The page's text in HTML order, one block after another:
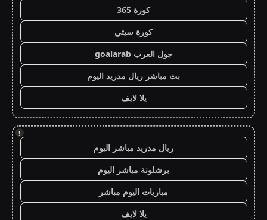
كورة 365
كورة سيتي
جول العرب goalarab
بث مباشر ريال مدريد اليوم
يلا لايف
!
ريال مدريد مباشر اليوم
برشلونة مباشر اليوم
مباريات اليوم مباشر
يلا لايف